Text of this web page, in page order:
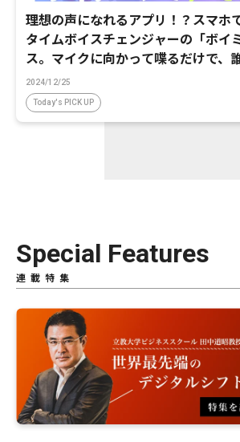
理想の声になれるアプリ！？スマホ
タイムボイスチェンジャーの「ボイ
ス。マイクに向かって喋るだけで、
ケボ風に音声変換が可能に。
2024/12/25
Today's PICK UP
Special Features
連載特集